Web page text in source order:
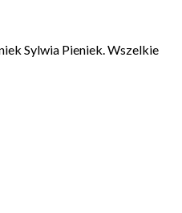
Sylwia Pieniek. Wszelkie